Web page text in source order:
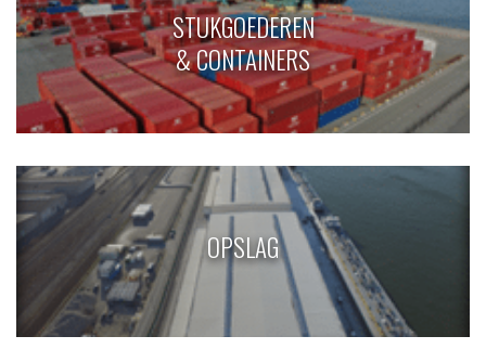
STUKGOEDEREN
& CONTAINERS
OPSLAG